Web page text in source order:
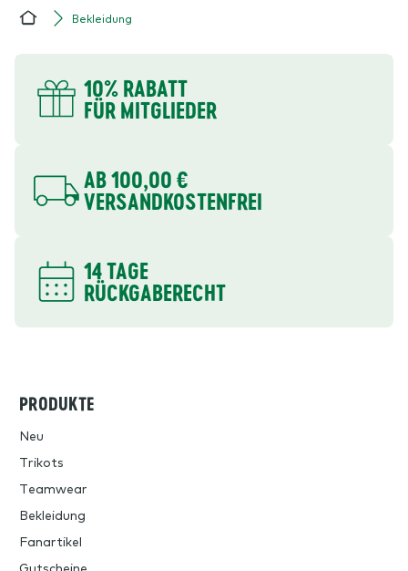
Home Bekleidung
10% RABATT
FÜR MITGLIEDER
AB 100,00 €
VERSANDKOSTENFREI
14 TAGE
RÜCKGABERECHT
PRODUKTE
Neu
Trikots
Teamwear
Bekleidung
Fanartikel
Gutscheine